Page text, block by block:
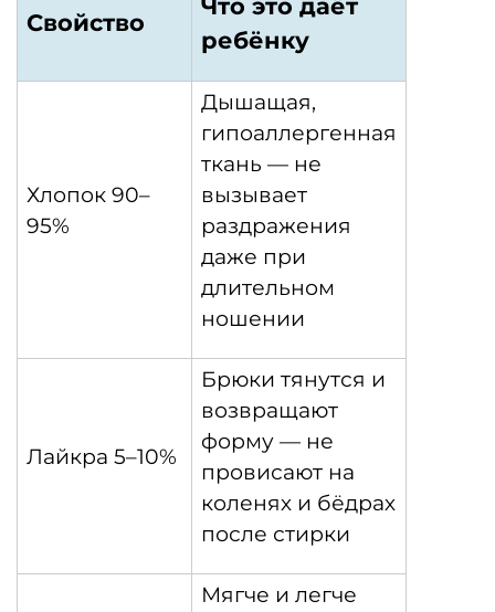
Свойство
Что это даёт
ребёнку
Хлопок 90–
95%
Дышащая,
гипоаллергенная
ткань — не
вызывает
раздражения
даже при
длительном
ношении
Лайкра 5–10%
Брюки тянутся и
возвращают
форму — не
провисают на
коленях и бёдрах
после стирки
Мягче и легче